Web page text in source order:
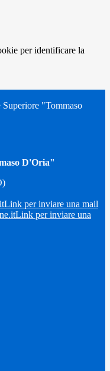
per identificare la
"Tommaso
D'Oria"
Link per inviare una mail
Link per inviare una